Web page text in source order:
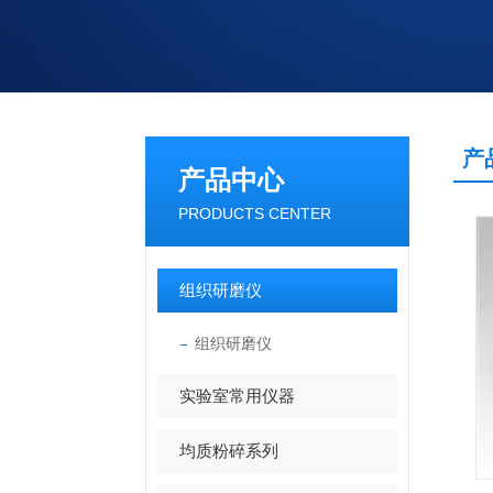
产品中心
PRODUCTS CENTER
组织研磨仪
组织研磨仪
实验室常用仪器
均质粉碎系列
产